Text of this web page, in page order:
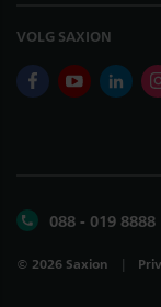
VOLG SAXION
facebookyoutube
088 - 019 8888
© 2026 Saxion